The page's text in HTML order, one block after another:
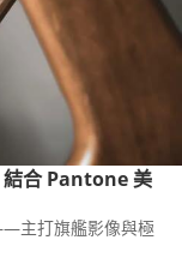
合 Pantone 美
主打旗艦影像與極